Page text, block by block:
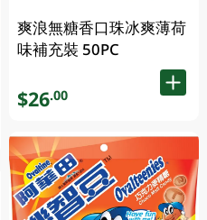
爽浪無糖香口珠冰爽薄荷
味補充裝 50PC
$26.00